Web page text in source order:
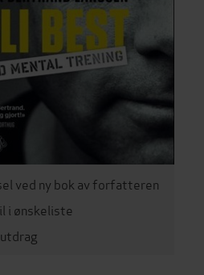
ved ny bok av forfatteren
i ønskeliste